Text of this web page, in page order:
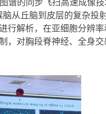
谱的同步飞扫高速成像技
脑从丘脑到皮层的复杂投
行解析，在亚细胞分辨
，对胸段脊神经、全身交